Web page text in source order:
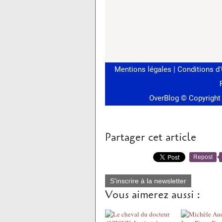
Partager cet article
Repost
S'inscrire à la newsletter
Vous aimerez aussi :